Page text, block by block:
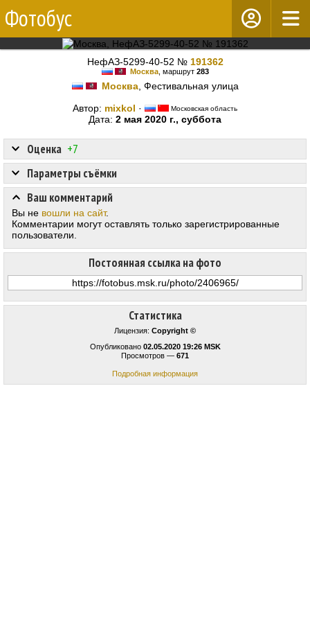
Фотобус
НефАЗ-5299-40-52 № 191362
Москва, маршрут 283
Москва, Фестивальная улица
Автор: mixkol · Московская область
Дата: 2 мая 2020 г., суббота
Статистика
Лицензия: Copyright ©
Опубликовано 02.05.2020 19:26 MSK
Просмотров — 671
Подробная информация
Оценка +7
Постоянная ссылка на фото
Параметры съёмки
Ваш комментарий
Вы не вошли на сайт.
Комментарии могут оставлять только зарегистрированные
пользователи.